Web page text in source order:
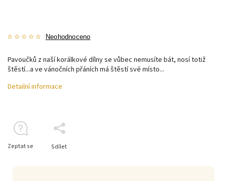
Neohodnoceno
Pavoučků z naší korálkové dílny se vůbec nemusíte bát, nosí totiž
štěstí...a ve vánočních přáních má štěstí své místo...
Detailní informace
Zeptat se Sdílet